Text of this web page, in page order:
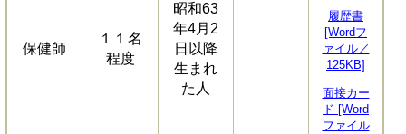
保健師
１１名
程度
昭和63
年4月2
日以降
生まれ
た人
履歴書
[Wordフ
ァイル／
125KB]
面接カー
ド [Word
ファイル